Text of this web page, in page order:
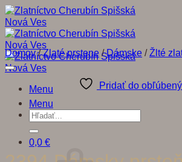
Skip
to
content
Menu
Menu
Hľadať:
0,0 €
Domov / Zlaté prstene / Dámske / Žlté
Pridať do